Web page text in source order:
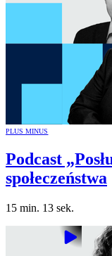
PLUS MINUS
Podcast
społeczeństwa
15 min. 13 sek.